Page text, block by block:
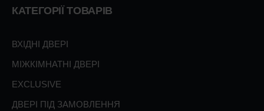
КАТЕГОРІЇ ТОВАРІВ
ВХІДНІ ДВЕРІ
МІЖКІМНАТНІ ДВЕРІ
EXCLUSIVE
ДВЕРІ ПІД ЗАМОВЛЕННЯ